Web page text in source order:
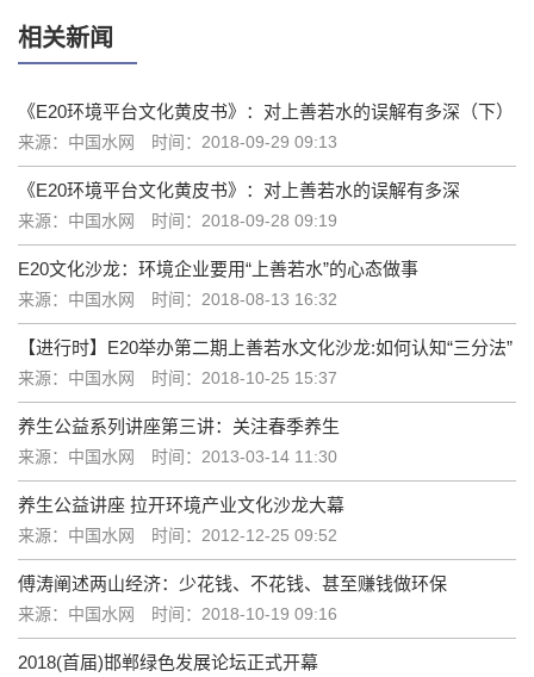
相关新闻
《E20环境平台文化黄皮书》：对上善若水的误解有多深（下）
来源：中国水网 时间：2018-09-29 09:13
《E20环境平台文化黄皮书》：对上善若水的误解有多深
来源：中国水网 时间：2018-09-28 09:19
E20文化沙龙：环境企业要用“上善若水”的心态做事
来源：中国水网 时间：2018-08-13 16:32
【进行时】E20举办第二期上善若水文化沙龙:如何认知“三分法”
来源：中国水网 时间：2018-10-25 15:37
养生公益系列讲座第三讲：关注春季养生
来源：中国水网 时间：2013-03-14 11:30
养生公益讲座 拉开环境产业文化沙龙大幕
来源：中国水网 时间：2012-12-25 09:52
傅涛阐述两山经济：少花钱、不花钱、甚至赚钱做环保
来源：中国水网 时间：2018-10-19 09:16
2018(首届)邯郸绿色发展论坛正式开幕